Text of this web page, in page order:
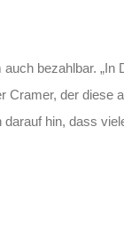
bezahlbar. „In
Cramer, der diese
hin, dass